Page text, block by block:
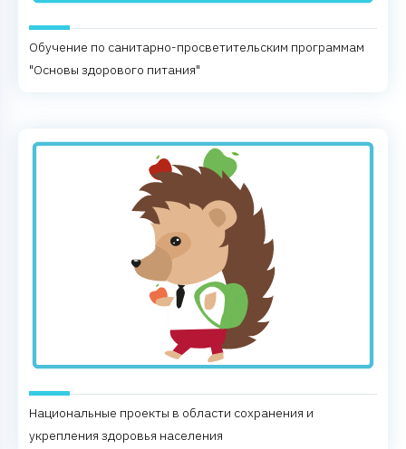
Обучение по санитарно-просветительским программам
"Основы здорового питания"
Национальные проекты в области сохранения и
укрепления здоровья населения